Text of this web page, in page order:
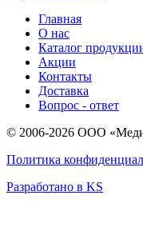
Главная
О нас
Каталог
Акции
Контакты
Доставка
Вопрос - ответ
© 2006-2026 ООО
Политика
Разработано в KS